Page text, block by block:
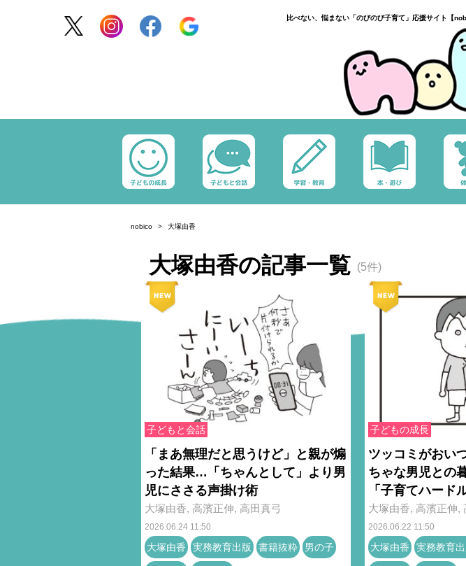
比べない、悩まない「のびのび子育て」応援サイト
nobico 大塚由香
大塚由香の記事一覧 (5件)
子どもと会話
「まあ無理だと思うけど」と親が煽
った結果…「ちゃんとして」より男
児にささる声掛け術
大塚由香, 高濱正伸, 高田真弓
2026.06.24 11:50
大塚由香 実務教育出版 書籍抜粋 男の子
子どもの成長
ツッコミがおい
ちゃな男児との
「子育てハード
大塚由香, 高濱正伸,
2026.06.22 11:50
大塚由香 実務教育